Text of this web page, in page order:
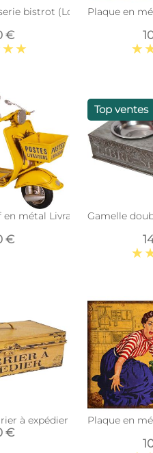
bistrot (Lot de 4)
€
Plaque en
métal Livraisons
€
Top ventes
Gamelle
à expédier
€
Plaque en